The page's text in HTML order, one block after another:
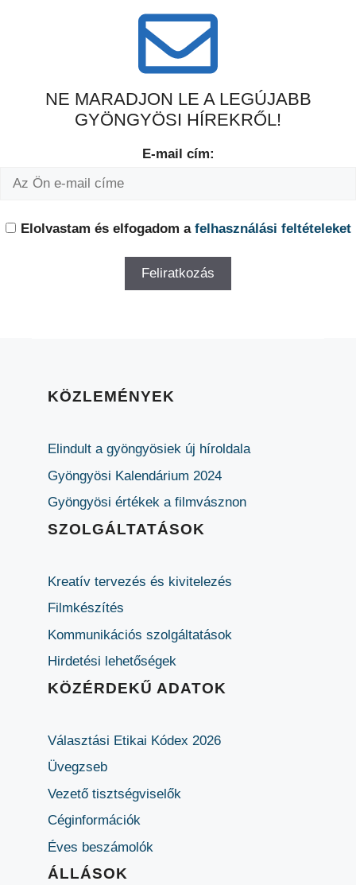
NE MARADJON LE A LEGÚJABB
GYÖNGYÖSI HÍREKRŐL!
E-mail cím:
Elolvastam és elfogadom a felhasználási feltételeket
KÖZLEMÉNYEK
Elindult a gyöngyösiek új híroldala
Gyöngyösi Kalendárium 2024
Gyöngyösi értékek a filmvásznon
SZOLGÁLTATÁSOK
Kreatív tervezés és kivitelezés
Filmkészítés
Kommunikációs szolgáltatások
Hirdetési lehetőségek
KÖZÉRDEKŰ ADATOK
Választási Etikai Kódex 2026
Üvegzseb
Vezető tisztségviselők
Céginformációk
Éves beszámolók
ÁLLÁSOK